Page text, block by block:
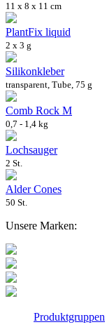
11 x 8 x 11 cm
PlantFix liquid
2 x 3 g
Silikonkleber
transparent, Tube, 75 g
Comb Rock M
0,7 - 1,4 kg
Lochsauger
2 St.
Alder Cones
50 St.
Unsere Marken:
Produktgruppen